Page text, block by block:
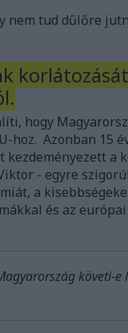
nem tud dűlőre
hogy
hoz. Azonban 15
a
- egyre
a
és az
követi-